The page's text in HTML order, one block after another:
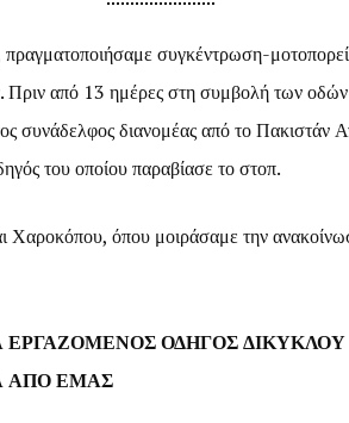
συγκέντρωση-
Πριν από 13 ημέρες στη συμβολή των
συνάδελφος διανομέας από το Πακιστάν
του οποίου παραβίασε το στοπ.
όπου μοιράσαμε την
ΟΔΗΓΟΣ ΔΙΚΥΚΛΟΥ
ΑΠΟ ΕΜΑΣ